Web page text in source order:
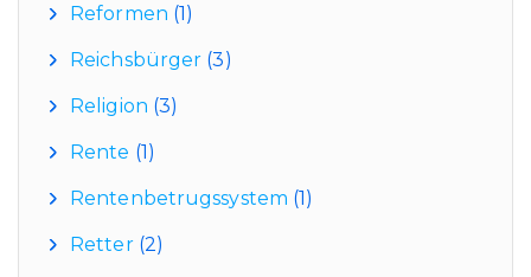
Reformen (1)
Reichsbürger (3)
Religion (3)
Rente (1)
Rentenbetrugssystem (1)
Retter(2)